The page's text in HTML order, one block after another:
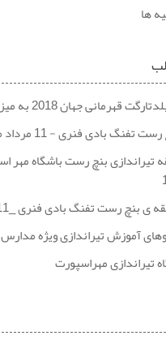
ها
جهان 2018 به میزبانی لهستان
بادی فنری - 11 مرداد ماه 1398
بنچ رست تفنگ بادی فنری _11 مرداد 98
آموزش تیراندازی ویژه مدارس
تیراندازی مهراسپورت